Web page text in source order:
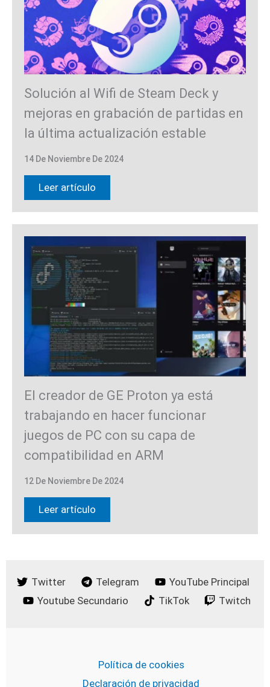
Solución al Wifi de Steam Deck y
mejoras en grabación de partidas en
la última actualización estable
14 De Noviembre De 2024
Leer artículo
El creador de GE Proton ya está
trabajando en hacer funcionar
juegos de PC con su capa de
compatibilidad en ARM
12 De Noviembre De 2024
Leer artículo
Twitter Telegram
YouTube Principal
Youtube Secundario
TikTok Twitch
Política de cookies
Declaración de privacidad